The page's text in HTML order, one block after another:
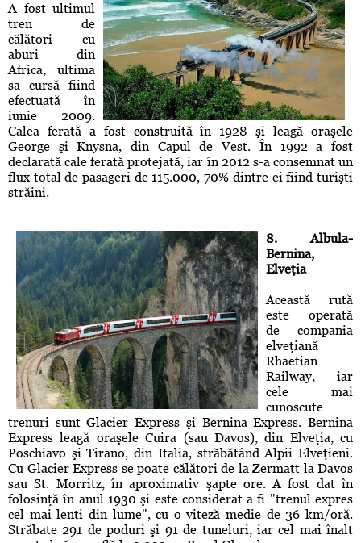
A fost ultimul
tren de
călători cu
aburi din
Africa, ultima
sa cursă fiind
efectuată în
iunie 2009.
Calea ferată a fost construită în 1928 şi leagă oraşele
George şi Knysna, din Capul de Vest. În 1992 a fost
declarată cale ferată protejată, iar în 2012 s-a consemnat un
flux total de pasageri de 115.000, 70% dintre ei fiind turişti
străini.
8. Albula-
Bernina,
Elveţia
Această rută
este operată
de compania
elveţiană
Rhaetian
Railway, iar
cele mai
cunoscute
trenuri sunt Glacier Express şi Bernina Express. Bernina
Express leagă oraşele Cuira (sau Davos), din Elveţia, cu
Poschiavo şi Tirano, din Italia, străbătând Alpii Elveţieni.
Cu Glacier Express se poate călători de la Zermatt la Davos
sau St. Morritz, în aproximativ şapte ore. A fost dat în
folosinţă în anul 1930 şi este considerat a fi "trenul expres
cel mai lenti din lume", cu o viteză medie de 36 km/oră.
Străbate 291 de poduri şi 91 de tuneluri, iar cel mai înalt